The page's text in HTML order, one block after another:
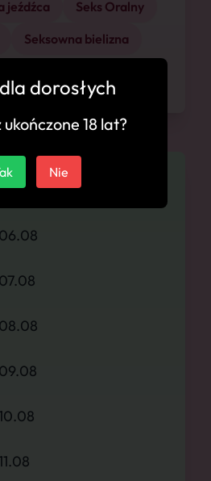
jeźdźca
Seks Oralny
Seksowna bielizna
dorosłych
18 lat?
Nie